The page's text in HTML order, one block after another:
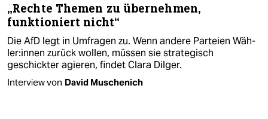
„Rechte Themen zu übernehmen,
funktioniert nicht“
Die AfD legt in Umfragen zu. Wenn andere Parteien Wäh­
le­r:in­nen zurück wollen, müssen sie strategisch
geschickter agieren, findet Clara Dilger.
Interview von David Muschenich